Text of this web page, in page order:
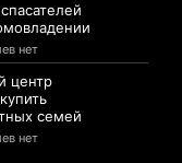
нет
центр
семей
нет